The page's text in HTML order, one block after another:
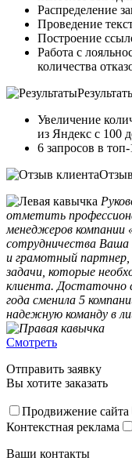
Распределение
Проведение
Построение
Работа с
количества
Увеличение
из Яндекс с 100
6 запросов в
отметить
менеджеров
сотрудничества Ваша
и грамотный
задачи, которые
клиента. Достаточно
года сменила 5
надежную команду в
Смотреть
Отправить заявку
Вы хотите заказать
Продвижение сайта
Контекстная реклама
Ваши контакты